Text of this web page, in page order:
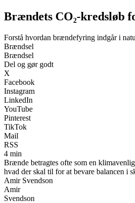
Brændets CO₂-kredsløb
Forstå hvordan brændefyring indgår i
Brændsel
Brændsel
Del og gør godt
X
Facebook
Instagram
LinkedIn
YouTube
Pinterest
TikTok
Mail
RSS
4 min
Brænde betragtes ofte som en
hvad der skal til for at bevare balancen i
Amir Svendson
Amir
Svendson